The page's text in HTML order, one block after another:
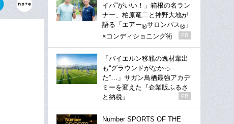
イパ”がいい！」箱根の名ラン
ナー、柏原竜二と神野大地が
語る「エアー®サロンパス® 」
×コンディショニング術
PR
「バイエルン移籍の逸材輩出
も“グラウンドがなかっ
た”…」サガン鳥栖最強アカデ
ミーを変えた『企業版ふるさ
と納税』
PR
Number SPORTS OF THE